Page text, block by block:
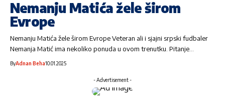
Nemanju Matića žele širom
Evrope
Nemanju Matića žele širom Evrope ​Veteran ali i sjajni srpski fudbaler
Nemanja Matić ima nekoliko ponuda u ovom trenutku. Pitanje…
ByAdnan Beha10.01.2025
- Advertisement -